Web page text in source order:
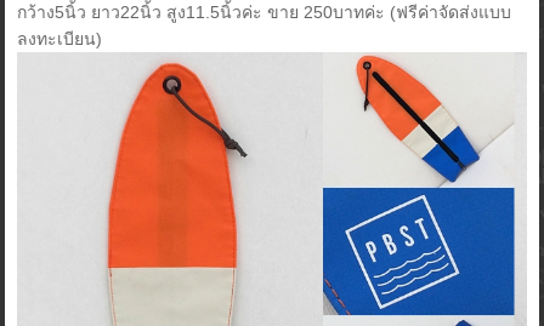
กว้าง5นิ้ว ยาว22นิ้ว สูง11.5นิ้วค่ะ ขาย 250บาทค่ะ (ฟรีค่าจัดส่งแบบ
ลงทะเบียน)